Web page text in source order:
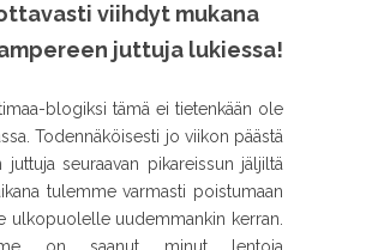
viihdyt mukana
juttuja lukiessa!
blogiksi tämä ei tietenkään ole
Todennäköisesti jo viikon päästä
juttuja seuraavan pikareissun jäljiltä
tulemme varmasti poistumaan
ulkopuolelle uudemmankin kerran.